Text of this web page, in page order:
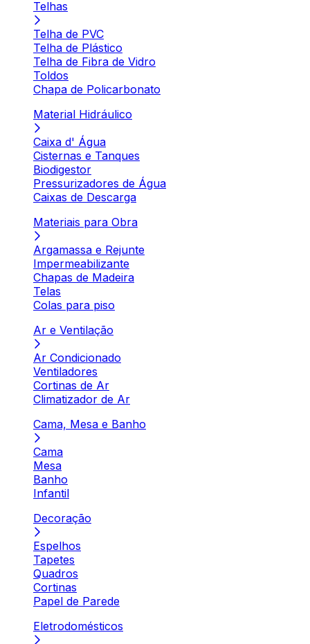
Telhas
Telha de PVC
Telha de Plástico
Telha de Fibra de Vidro
Toldos
Chapa de Policarbonato
Material Hidráulico
Caixa d' Água
Cisternas e Tanques
Biodigestor
Pressurizadores de Água
Caixas de Descarga
Materiais para Obra
Argamassa e Rejunte
Impermeabilizante
Chapas de Madeira
Telas
Colas para piso
Ar e Ventilação
Ar Condicionado
Ventiladores
Cortinas de Ar
Climatizador de Ar
Cama, Mesa e Banho
Cama
Mesa
Banho
Infantil
Decoração
Espelhos
Tapetes
Quadros
Cortinas
Papel de Parede
Eletrodomésticos